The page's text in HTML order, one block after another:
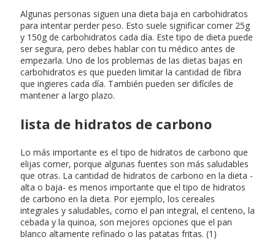
Algunas personas siguen una dieta baja en carbohidratos
para intentar perder peso. Esto suele significar comer 25g
y 150g de carbohidratos cada día. Este tipo de dieta puede
ser segura, pero debes hablar con tu médico antes de
empezarla. Uno de los problemas de las dietas bajas en
carbohidratos es que pueden limitar la cantidad de fibra
que ingieres cada día. También pueden ser difíciles de
mantener a largo plazo.
lista de hidratos de carbono
Lo más importante es el tipo de hidratos de carbono que
elijas comer, porque algunas fuentes son más saludables
que otras. La cantidad de hidratos de carbono en la dieta -
alta o baja- es menos importante que el tipo de hidratos
de carbono en la dieta. Por ejemplo, los cereales
integrales y saludables, como el pan integral, el centeno, la
cebada y la quinoa, son mejores opciones que el pan
blanco altamente refinado o las patatas fritas. (1)